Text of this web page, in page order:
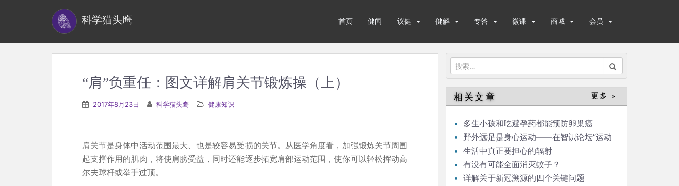
科学猫头鹰 首页 健闻 议健 健解 专答 微课 商城 会员
搜
索：
“肩”负重任：图文详解肩关节锻炼操（上）
2017年8月23日 科学猫头鹰 健康知识
肩关节是身体中活动范围最大、也是较容易受损的关节。从医学角度看，加强锻炼关节周围
起支撑作用的肌肉，将使肩膀受益，同时还能逐步拓宽肩部运动范围，使你可以轻松挥动高
尔夫球杆或举手过顶。
相关文章 更多 »
多生小孩和吃避孕药都能预防卵巢癌
野外远足是身心运动——在智识论坛“运动
与健康”的发言
生活中真正要担心的辐射
有没有可能全面消灭蚊子？
详解关于新冠溯源的四个关键问题